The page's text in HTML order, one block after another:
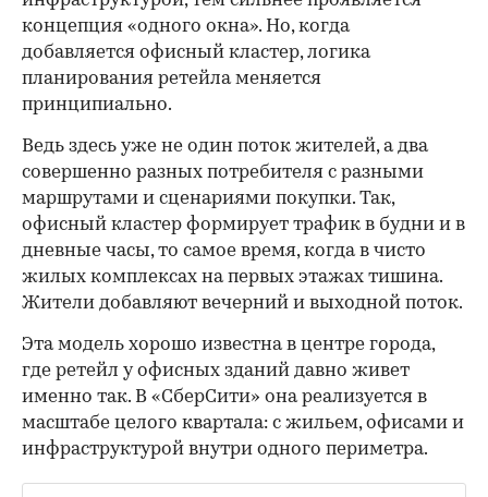
концепция «одного окна». Но, когда
добавляется офисный кластер, логика
планирования ретейла меняется
принципиально.
Ведь здесь уже не один поток жителей, а два
совершенно разных потребителя с разными
маршрутами и сценариями покупки. Так,
офисный кластер формирует трафик в будни и в
дневные часы, то самое время, когда в чисто
жилых комплексах на первых этажах тишина.
Жители добавляют вечерний и выходной поток.
Эта модель хорошо известна в центре города,
где ретейл у офисных зданий давно живет
именно так. В «СберСити» она реализуется в
масштабе целого квартала: с жильем, офисами и
инфраструктурой внутри одного периметра.